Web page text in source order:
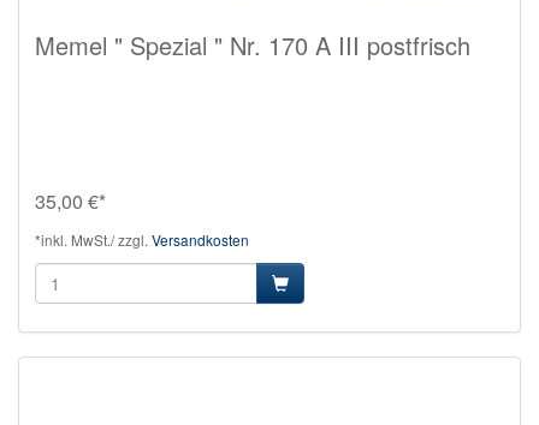
Memel " Spezial " Nr. 170 A III postfrisch
35,00 €*
*inkl. MwSt./ zzgl. Versandkosten